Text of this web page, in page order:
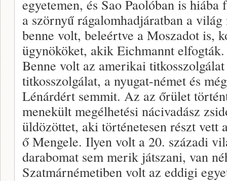
egyetemen, és Sao Paolóban is
a szörnyű rágalomhadjáratban a
benne volt, beleértve a Moszadot is,
ügynököket, akik Eichmannt
Benne volt az amerikai
titkosszolgálat, a nyugat-német és
Lénárdért semmit. Az az őrület
menekült megélhetési nácivadász
üldözöttet, aki történetesen részt vett
ő Mengele. Ilyen volt a 20. századi
darabomat sem merik játszani, van
Szatmárnémetiben volt az eddigi